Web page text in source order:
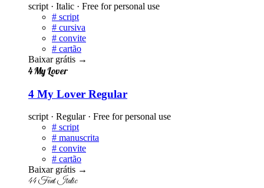
script · Italic · Free for personal use
# script
# cursiva
# convite
# cartão
Baixar grátis →
4 My Lover
4 My Lover Regular
script · Regular · Free for personal use
# script
# manuscrita
# convite
# cartão
Baixar grátis →
44 Font Italic